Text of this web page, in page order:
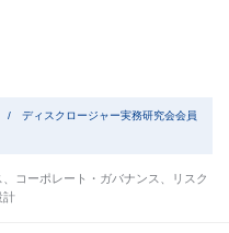
ディスクロージャー実務研究会会員
コーポレート・ガバナンス
リスク
計